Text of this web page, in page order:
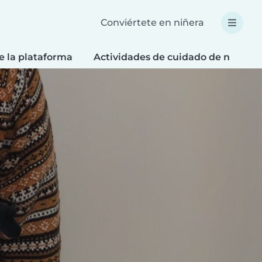
Conviértete en niñera
la plataforma Actividades de cuidado de niños